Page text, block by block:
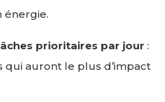
énergie.
prioritaires par jour :
qui auront le plus d’impact